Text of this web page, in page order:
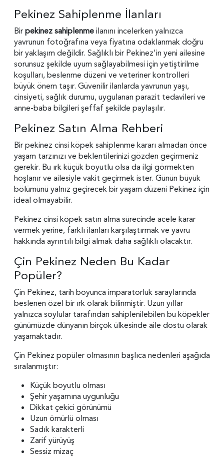
Pekinez Sahiplenme İlanları
Birpekinez sahiplenmeilanını incelerken yalnızca
yavrunun fotoğrafına veya fiyatına odaklanmak doğru
bir yaklaşım değildir. Sağlıklı bir Pekinez'in yeni ailesine
sorunsuz şekilde uyum sağlayabilmesi için yetiştirilme
koşulları, beslenme düzeni ve veteriner kontrolleri
büyük önem taşır. Güvenilir ilanlarda yavrunun yaşı,
cinsiyeti, sağlık durumu, uygulanan parazit tedavileri ve
anne-baba bilgileri şeffaf şekilde paylaşılır.
Pekinez Satın Alma Rehberi
Bir pekinez cinsi köpek sahiplenme kararı almadan önce
yaşam tarzınızı ve beklentilerinizi gözden geçirmeniz
gerekir. Bu ırk küçük boyutlu olsa da ilgi görmekten
hoşlanır ve ailesiyle vakit geçirmek ister. Günün büyük
bölümünü yalnız geçirecek bir yaşam düzeni Pekinez için
ideal olmayabilir.
Pekinez cinsi köpek satın alma sürecinde acele karar
vermek yerine, farklı ilanları karşılaştırmak ve yavru
hakkında ayrıntılı bilgi almak daha sağlıklı olacaktır.
Çin Pekinez Neden Bu Kadar
Popüler?
Çin Pekinez, tarih boyunca imparatorluk saraylarında
beslenen özel bir ırk olarak bilinmiştir. Uzun yıllar
yalnızca soylular tarafından sahiplenilebilen bu köpekler
günümüzde dünyanın birçok ülkesinde aile dostu olarak
yaşamaktadır.
Çin Pekinez popüler olmasının başlıca nedenleri aşağıda
sıralanmıştır:
Küçük boyutlu olması
Şehir yaşamına uygunluğu
Dikkat çekici görünümü
Uzun ömürlü olması
Sadık karakterli
Zarif yürüyüş
Sessiz mizaç